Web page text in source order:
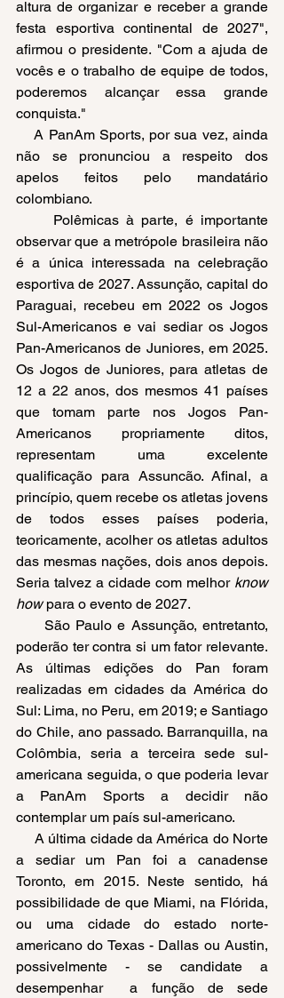
altura de organizar e receber a grande
festa esportiva continental de 2027",
afirmou o presidente. "Com a ajuda de
vocês e o trabalho de equipe de todos,
poderemos alcançar essa grande
conquista."
A PanAm Sports, por sua vez, ainda
não se pronunciou a respeito dos
apelos feitos pelo mandatário
colombiano.
Polêmicas à parte, é importante
observar que a metrópole brasileira não
é a única interessada na celebração
esportiva de 2027. Assunção, capital do
Paraguai, recebeu em 2022 os Jogos
Sul-Americanos e vai sediar os Jogos
Pan-Americanos de Juniores, em 2025.
Os Jogos de Juniores, para atletas de
12 a 22 anos, dos mesmos 41 países
que tomam parte nos Jogos Pan-
Americanos propriamente ditos,
representam uma excelente
qualificação para Assuncão. Afinal, a
princípio, quem recebe os atletas jovens
de todos esses países poderia,
teoricamente, acolher os atletas adultos
das mesmas nações, dois anos depois.
Seria talvez a cidade com melhor know
how para o evento de 2027.
São Paulo e Assunção, entretanto,
poderão ter contra si um fator relevante.
As últimas edições do Pan foram
realizadas em cidades da América do
Sul: Lima, no Peru, em 2019; e Santiago
do Chile, ano passado. Barranquilla, na
Colômbia, seria a terceira sede sul-
americana seguida, o que poderia levar
a PanAm Sports a decidir não
contemplar um país sul-americano.
A última cidade da América do Norte
a sediar um Pan foi a canadense
Toronto, em 2015. Neste sentido, há
possibilidade de que Miami, na Flórida,
ou uma cidade do estado norte-
americano do Texas - Dallas ou Austin,
possivelmente - se candidate a
desempenhar  a função de sede